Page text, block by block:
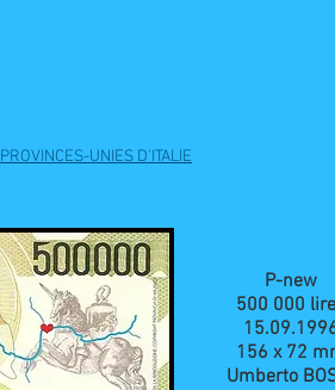
PROVINCES-UNIES D'ITALIE
P-new
500 000
156 x 72
Umberto